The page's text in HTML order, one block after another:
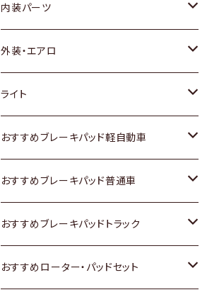
内装パーツ
トヨタ
ホンダ
スズキ
日産
いすゞ
ダイハツ
外装・エアロ
トヨタ
ホンダ
スズキ
日産
いすゞ
ライト
トヨタ
スズキ
日産
いすゞ
おすすめブレーキパッド軽自動車
トヨタ
ホンダ
スズキ
おすすめブレーキパッド普通車
トヨタ
ホンダ
おすすめブレーキパッドトラック
トヨタ
おすすめローター・パッドセット